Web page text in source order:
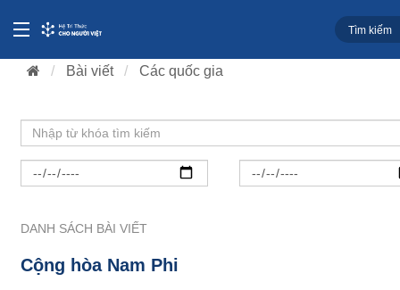
Bài viết Các quốc gia
DANH SÁCH BÀI VIẾT
Cộng hòa Nam Phi